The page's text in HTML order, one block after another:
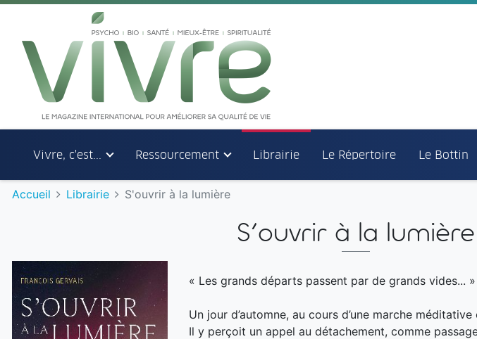
Aller au menu principal
Aller au contenu principal
Vivre, c'est... Ressourcement Librairie Le Répertoire Le Bottin
Accueil Librairie S'ouvrir à la lumière
S'ouvrir à la lumière
« Les grands départs passent par de grands vides... »
Un jour d’automne, au cours d’une marche
Il y perçoit un appel au détachement, comme